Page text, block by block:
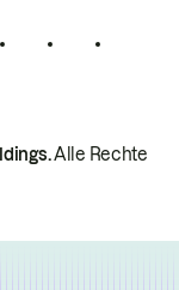
Alle Rechte